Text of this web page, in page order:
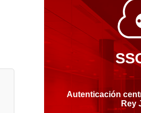
Autenticación
Rey